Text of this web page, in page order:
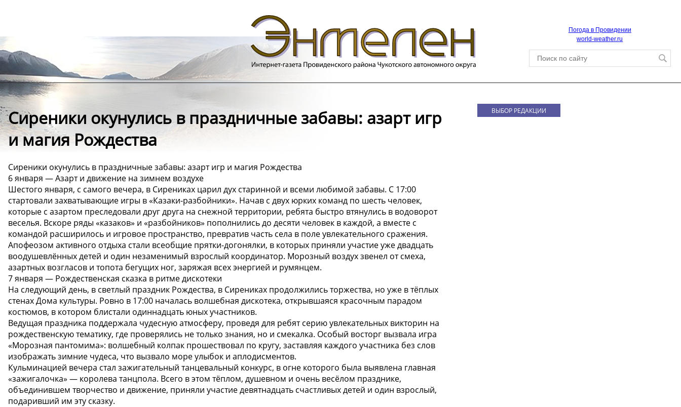
Погода в Провидении
world-weather.ru
Сиреники окунулись в праздничные забавы: азарт игр
и магия Рождества
Сиреники окунулись в праздничные забавы: азарт игр и магия Рождества
6 января — Азарт и движение на зимнем воздухе
Шестого января, с самого вечера, в Сирениках царил дух старинной и всеми любимой забавы. С 17:00
стартовали захватывающие игры в «Казаки-разбойники». Начав с двух юрких команд по шесть человек,
которые с азартом преследовали друг друга на снежной территории, ребята быстро втянулись в водоворот
веселья. Вскоре ряды «казаков» и «разбойников» пополнились до десяти человек в каждой, а вместе с
командой расширилось и игровое пространство, превратив часть села в поле увлекательного сражения.
Апофеозом активного отдыха стали всеобщие прятки-догонялки, в которых приняли участие уже двадцать
воодушевлённых детей и один незаменимый взрослый координатор. Морозный воздух звенел от смеха,
азартных возгласов и топота бегущих ног, заряжая всех энергией и румянцем.
7 января — Рождественская сказка в ритме дискотеки
На следующий день, в светлый праздник Рождества, в Сирениках продолжились торжества, но уже в тёплых
стенах Дома культуры. Ровно в 17:00 началась волшебная дискотека, открывшаяся красочным парадом
костюмов, в котором блистали одиннадцать юных участников.
Ведущая праздника поддержала чудесную атмосферу, проведя для ребят серию увлекательных викторин на
рождественскую тематику, где проверялись не только знания, но и смекалка. Особый восторг вызвала игра
«Морозная пантомима»: волшебный колпак прошествовал по кругу, заставляя каждого участника без слов
изображать зимние чудеса, что вызвало море улыбок и аплодисментов.
Кульминацией вечера стал зажигательный танцевальный конкурс, в огне которого была выявлена главная
«зажигалочка» — королева танцпола. Всего в этом тёплом, душевном и очень весёлом празднике,
объединившем творчество и движение, приняли участие девятнадцать счастливых детей и один взрослый,
подаривший им эту сказку.
ВЫБОР РЕДАКЦИИ